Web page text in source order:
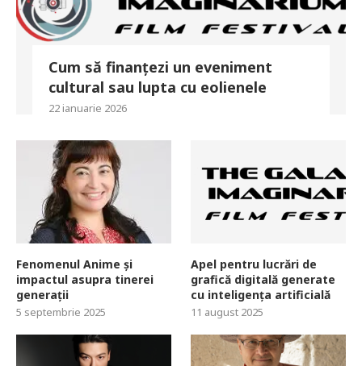
Cum să finanțezi un eveniment
cultural sau lupta cu eolienele
22 ianuarie 2026
Fenomenul Anime și
impactul asupra tinerei
generații
5 septembrie 2025
Apel pentru lucrări de
grafică digitală generate
cu inteligența artificială
11 august 2025